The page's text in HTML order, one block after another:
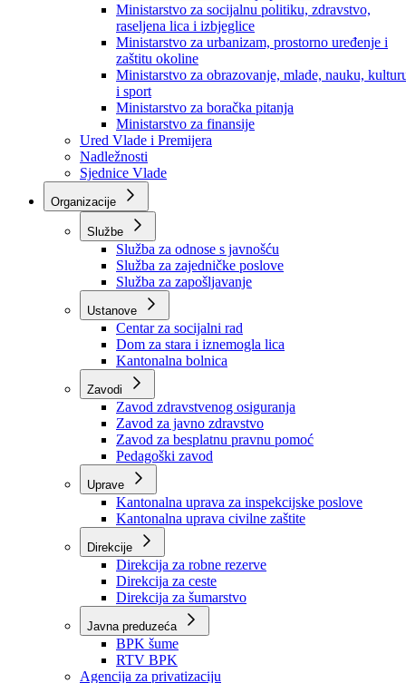
Ministarstvo za privredu
Ministarstvo za pravosuđe, upravu i radne odnose
Ministarstvo za unutrašnje poslove
Ministarstvo za socijalnu politiku, zdravstvo,
raseljena lica i izbjeglice
Ministarstvo za urbanizam, prostorno uređenje i
zaštitu okoline
Ministarstvo za obrazovanje, mlade, nauku,
i sport
Ministarstvo za boračka pitanja
Ministarstvo za finansije
Ured Vlade i Premijera
Nadležnosti
Sjednice Vlade
Organizacije
Službe
Služba za odnose s javnošću
Služba za zajedničke poslove
Služba za zapošljavanje
Ustanove
Centar za socijalni rad
Dom za stara i iznemogla lica
Kantonalna bolnica
Zavodi
Zavod zdravstvenog osiguranja
Zavod za javno zdravstvo
Zavod za besplatnu pravnu pomoć
Pedagoški zavod
Kantonalna uprava za inspekcijske poslove
Kantonalna uprava civilne zaštite
Direkcije
Direkcija za robne rezerve
Direkcija za ceste
Direkcija za šumarstvo
Javna preduzeća